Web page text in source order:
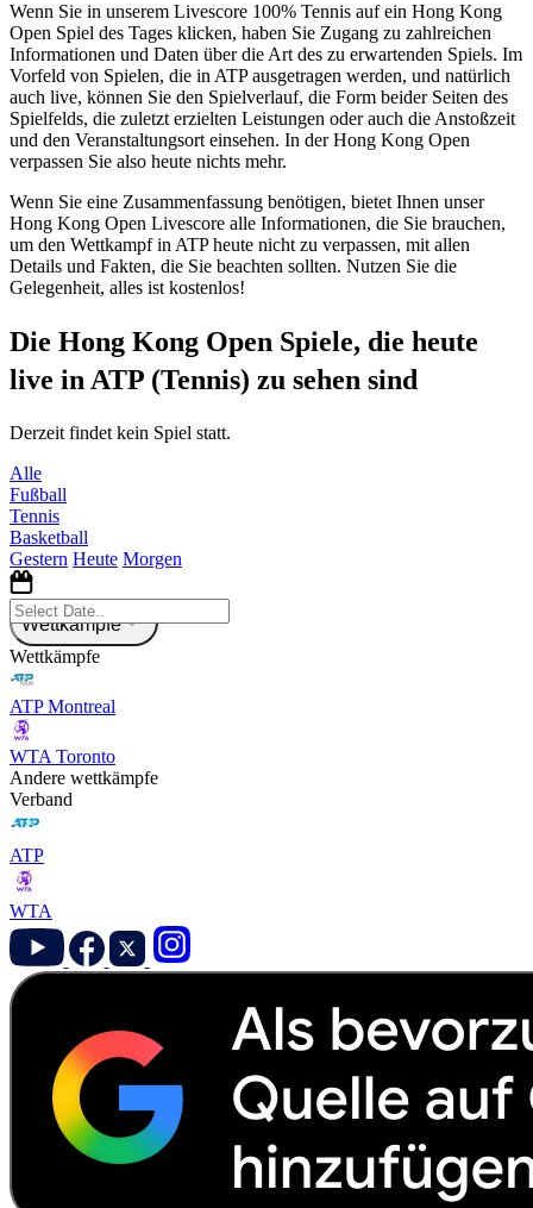
Wenn Sie in unserem Livescore 100% Tennis auf ein Hong Kong
Open Spiel des Tages klicken, haben Sie Zugang zu zahlreichen
Informationen und Daten über die Art des zu erwartenden Spiels. Im
Vorfeld von Spielen, die in ATP ausgetragen werden, und natürlich
auch live, können Sie den Spielverlauf, die Form beider Seiten des
Spielfelds, die zuletzt erzielten Leistungen oder auch die Anstoßzeit
und den Veranstaltungsort einsehen. In der Hong Kong Open
verpassen Sie also heute nichts mehr.
Wenn Sie eine Zusammenfassung benötigen, bietet Ihnen unser
Hong Kong Open Livescore alle Informationen, die Sie brauchen,
um den Wettkampf in ATP heute nicht zu verpassen, mit allen
Details und Fakten, die Sie beachten sollten. Nutzen Sie die
Gelegenheit, alles ist kostenlos!
Die Hong Kong Open Spiele, die heute
live in ATP (Tennis) zu sehen sind
Derzeit findet kein Spiel statt.
Alle
Fußball
Tennis
Basketball
Gestern Heute Morgen
Wettkämpfe
Wettkämpfe
ATP Montreal
WTA Toronto
Andere wettkämpfe
Verband
ATP
WTA